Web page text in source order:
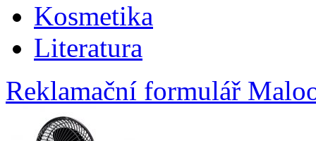
Kosmetika
Literatura
Reklamační formulář